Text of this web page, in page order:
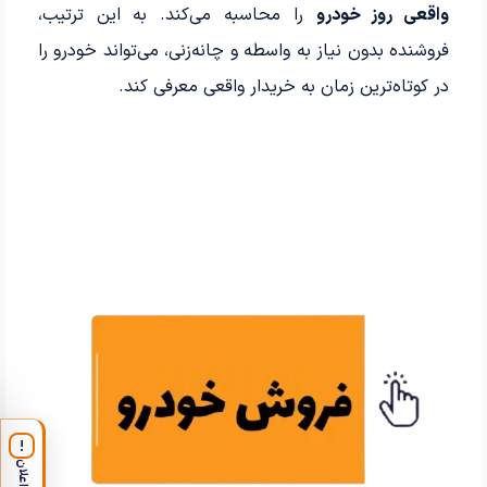
واقعی روز خودرو را محاسبه می‌کند. به این ترتیب،
فروشنده بدون نیاز به واسطه و چانه‌زنی، می‌تواند خودرو را
در کوتاه‌ترین زمان به خریدار واقعی معرفی کند.
!
اعلان